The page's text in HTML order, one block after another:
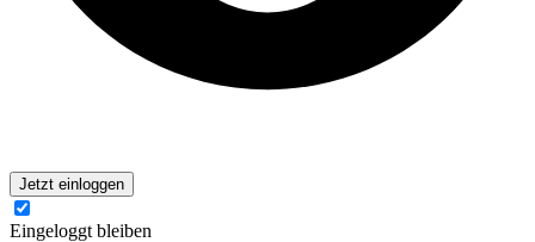
Jetzt einloggen
Eingeloggt bleiben